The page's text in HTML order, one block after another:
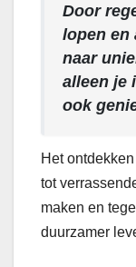
Door
lopen en
naar
alleen je
ook
Het
tot
maken en
duurzamer